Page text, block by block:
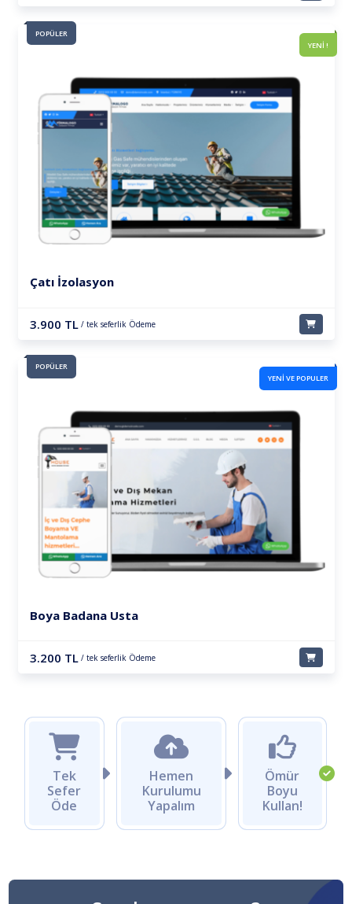
POPÜLER
YENİ !
Çatı İzolasyon
3.900 TL / tek seferlik Ödeme
POPÜLER
YENİ VE POPULER
Boya Badana Usta
3.200 TL / tek seferlik Ödeme
Tek
Sefer
Öde
Hemen
Kurulumu
Yapalım
Ömür
Boyu
Kullan!